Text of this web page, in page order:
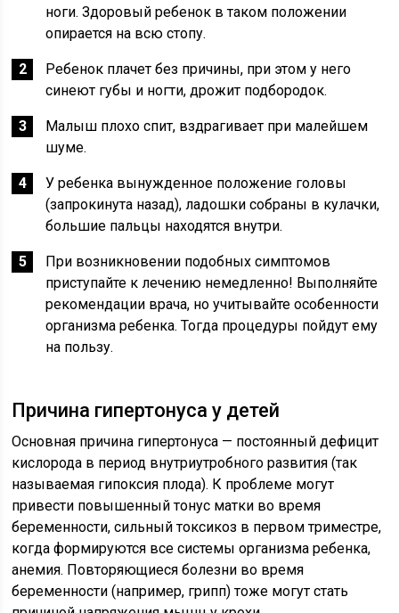
ноги. Здоровый ребенок в таком положении
опирается на всю стопу.
Ребенок плачет без причины, при этом у него
синеют губы и ногти, дрожит подбородок.
Малыш плохо спит, вздрагивает при малейшем
шуме.
У ребенка вынужденное положение головы
(запрокинута назад), ладошки собраны в кулачки,
большие пальцы находятся внутри.
При возникновении подобных симптомов
приступайте к лечению немедленно! Выполняйте
рекомендации врача, но учитывайте особенности
организма ребенка. Тогда процедуры пойдут ему
на пользу.
Причина гипертонуса у детей
Основная причина гипертонуса — постоянный дефицит
кислорода в период внутриутробного развития (так
называемая гипоксия плода). К проблеме могут
привести повышенный тонус матки во время
беременности, сильный токсикоз в первом триместре,
когда формируются все системы организма ребенка,
анемия. Повторяющиеся болезни во время
беременности (например, грипп) тоже могут стать